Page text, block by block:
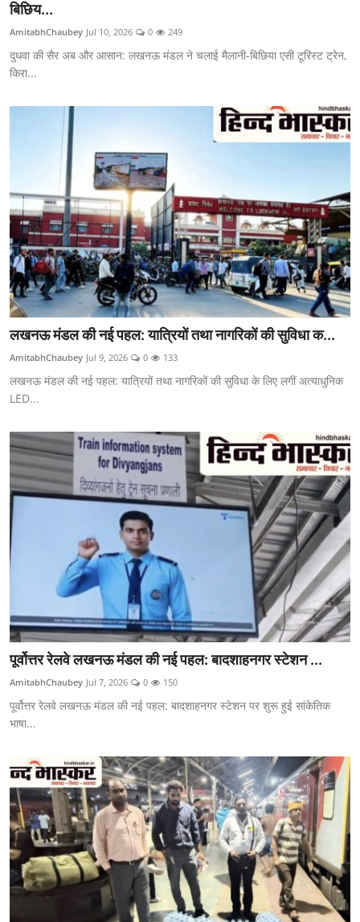
बिछिय...
AmitabhChaubey Jul 10, 2026 0 249
दुधवा की सैर अब और आसान: लखनऊ मंडल ने चलाई मैलानी-बिछिया एसी टूरिस्ट ट्रेन,
किरा...
लखनऊ मंडल की नई पहल: यात्रियों तथा नागरिकों की सुविधा क...
AmitabhChaubey Jul 9, 2026 0 133
लखनऊ मंडल की नई पहल: यात्रियों तथा नागरिकों की सुविधा के लिए लगीं अत्याधुनिक
LED...
पूर्वोत्तर रेलवे लखनऊ मंडल की नई पहल: बादशाहनगर स्टेशन ...
AmitabhChaubey Jul 7, 2026 0 150
पूर्वोत्तर रेलवे लखनऊ मंडल की नई पहल: बादशाहनगर स्टेशन पर शुरू हुई सांकेतिक
भाषा...